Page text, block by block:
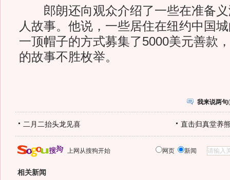
郎朗还向观众介绍了一些在准备义
人故事。他说，一些居住在纽约中国
一顶帽子的方式募集了5000美元善款
的故事不胜枚举。
我来说两句(
二月二抬头龙见喜 直击归真堂养
上网从搜狗开始 网页 新闻
相关新闻